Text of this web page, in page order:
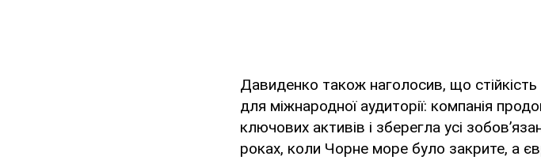
Давиденко також наголосив, що
для міжнародної аудиторії: компанія
ключових активів і зберегла усі
роках, коли Чорне море було закрите, а